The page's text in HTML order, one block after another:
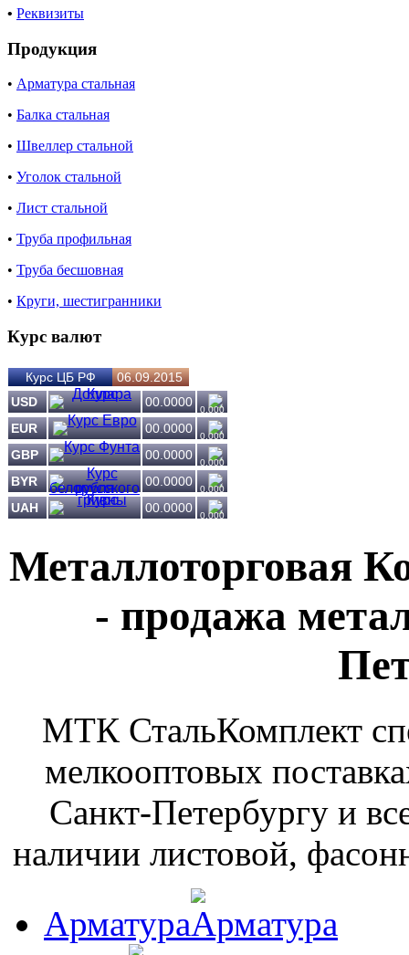
• Реквизиты
Продукция
• Арматура стальная
• Балка стальная
• Швеллер стальной
• Уголок стальной
• Лист стальной
• Труба профильная
• Труба бесшовная
• Круги, шестигранники
Курс валют
Курс ЦБ РФ
06.09.2015
USD
00.0000
0.000
EUR 00.0000
0.000
GBP 00.0000
0.000
BYR 00.0000
0.000
UAH 00.0000
0.000
Металлоторговая
- продажа
МТК СтальКомплект
мелкооптовых
Санкт-Петербургу и
наличии листовой,
Арматура